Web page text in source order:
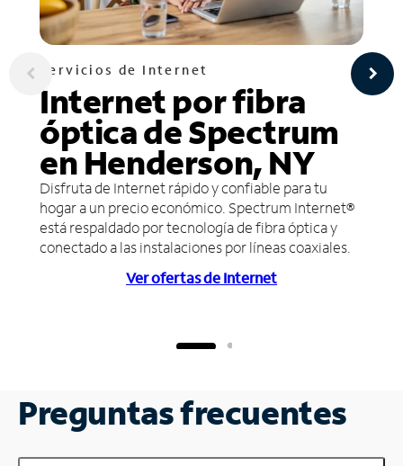
Servicios de Internet
Internet por fibra
óptica de Spectrum
en Henderson, NY
Disfruta de Internet rápido y confiable para tu
hogar a un precio económico. Spectrum Internet®
está respaldado por tecnología de fibra óptica y
conectado a las instalaciones por líneas coaxiales.
Ver ofertas de Internet
Preguntas frecuentes